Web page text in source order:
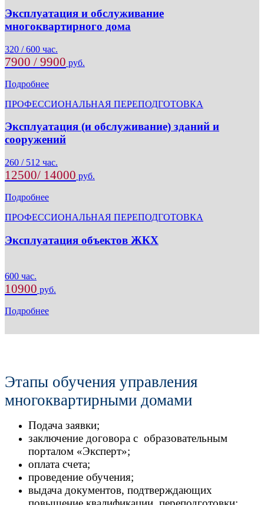
Эксплуатация и обслуживание
многоквартирного дома
320 / 600 час.
7900 / 9900 руб.
Подробнее
ПРОФЕССИОНАЛЬНАЯ ПЕРЕПОДГОТОВКА
Эксплуатация (и обслуживание) зданий и
сооружений
260 / 512 час.
12500/ 14000 руб.
Подробнее
ПРОФЕССИОНАЛЬНАЯ ПЕРЕПОДГОТОВКА
Эксплуатация объектов ЖКХ
600 час.
10900 руб.
Подробнее
Этапы обучения управления
многоквартирными домами
Подача заявки;
заключение договора с образовательным
порталом «Эксперт»;
оплата счета;
проведение обучения;
выдача документов, подтверждающих